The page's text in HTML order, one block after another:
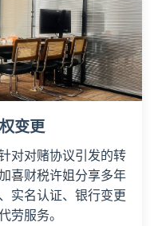
变更
对对赌协议引发的转
喜财税许姐分享多年
实名认证、银行变更
劳服务。